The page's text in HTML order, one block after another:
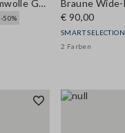
Beige Stretch-Baumwolle Gerade Hose
-50%
€ 90,00
SMART SELECTION
2 Farben